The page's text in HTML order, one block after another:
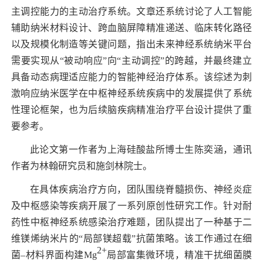
主调控能力的主动治疗系统。文章还系统讨论了人工智能
辅助纳米材料设计、跨血脑屏障精准递送、临床转化路径
以及规模化制造等关键问题，指出未来神经系统纳米平台
需要实现从“被动响应”向“主动调控”的跨越，并最终建立
具备动态病理适应能力的智能神经治疗体系。该综述为刺
激响应纳米医学在中枢神经系统疾病中的发展提供了系统
性理论框架，也为后续脑疾病精准治疗平台设计提供了重
要参考。
此论文第一作者为上海硅酸盐所博士生陈奕涵，通讯
作者为林翰研究员和施剑林院士。
在具体疾病治疗方向，团队围绕脊髓损伤、神经炎症
及中枢感染等疾病开展了一系列原创性研究工作。针对耐
药性中枢神经系统感染治疗难题，团队提出了一种基于二
维镁烯纳米片的“局部镁超载”抗菌策略。该工作通过在细
菌–材料界面构建Mg2+局部富集微环境，精准干扰细菌膜